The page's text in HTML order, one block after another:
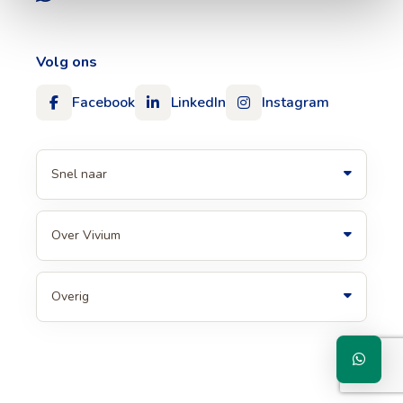
Snel naar
Over Vivium
Overig
Volg ons
Facebook LinkedIn Instagram